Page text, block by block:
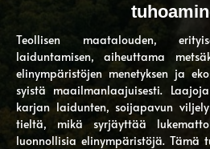
Teollisen maatalouden,
laiduntamisen, aiheuttama
elinympäristöjen menetyksen ja
syistä maailmanlaajuisesti.
karjan laidunten, soijapavun
tieltä, mikä syrjäyttää
luonnollisia elinympäristöjä. Tämä